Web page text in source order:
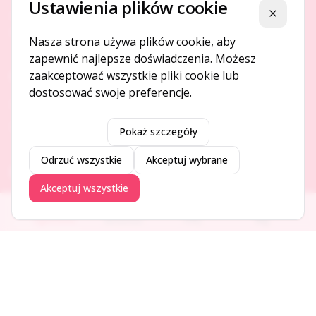
Platforma ogłoszeń i firm, która łączy ludzi i rozwija biznes
O NAS
DODAJ I PROMUJ
Dodaj ogłoszenie
Dodaj firmę
Ogłoszenia Aktualności Firmy Blog
Ustawienia plików cookie Zamknij
Nasza strona używa plików cookie, aby
zapewnić najlepsze doświadczenia. Możesz
zaakceptować wszystkie pliki cookie lub
dostosować swoje preferencje.
Pokaż szczegóły
Odrzuć wszystkie Akceptuj wybrane
Akceptuj wszystkie